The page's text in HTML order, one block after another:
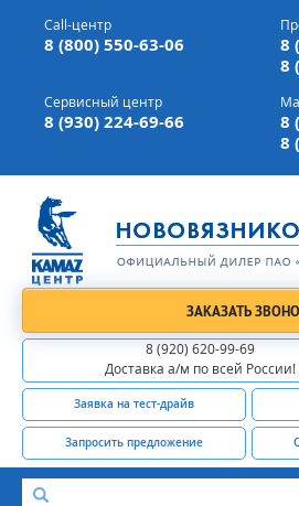
г. Вязники,ул. Механизаторов, д 90
Доставка а/м,по всей России
Call-центр
8 (800) 550-63-06
8
8
Сервисный центр
8 (930) 224-69-66
8
8
ЗАКАЗАТЬ
8 (920) 620-99-69
Доставка а/м по всей России!
Заявка на тест-драйв
Запросить предложение